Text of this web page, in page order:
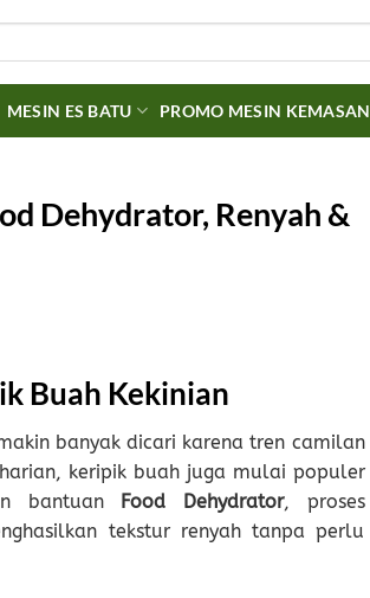
MESIN ES BATU PROMO MESIN KEMASAN
Dehydrator, Renyah &
Buah Kekinian
banyak dicari karena tren camilan
keripik buah juga mulai populer
bantuan
Food Dehydrator, proses
tekstur renyah tanpa perlu